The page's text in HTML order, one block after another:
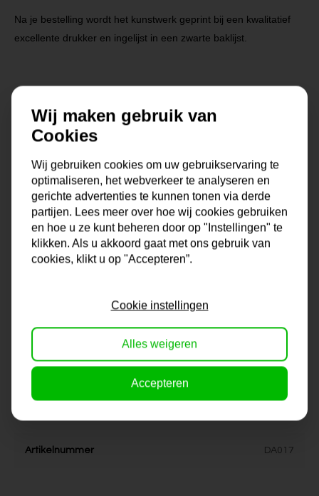
Na je bestelling wordt het kunstwerk geprint bij een kwalitatief
excellente drukker en ingelijst in een zwarte baklijst.
Specificaties
Maat 0x0x0 cm
Korte omschrijving
Fotokunst geprint op dibond
met baklijst
Formaat 80x80 cm, 100x100 cm
Stijl
Industrieel, landelijk, stoer,
Artikelnummer DA017
Wij maken gebruik van
Cookies
Wij gebruiken cookies om uw gebruikservaring te
optimaliseren, het webverkeer te analyseren en
gerichte advertenties te kunnen tonen via derde
partijen. Lees meer over hoe wij cookies gebruiken
en hoe u ze kunt beheren door op "Instellingen" te
klikken. Als u akkoord gaat met ons gebruik van
cookies, klikt u op "Accepteren”.
Cookie instellingen
Alles weigeren
Accepteren